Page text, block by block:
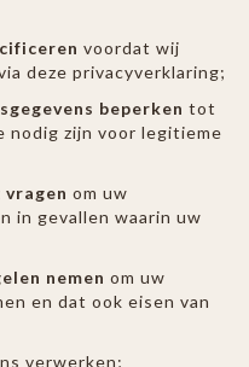
voordat wij
deze privacyverklaring;
beperken tot
nodig zijn voor legitieme
om uw
in gevallen waarin uw
nemen om uw
en dat ook eisen van
verwerken;